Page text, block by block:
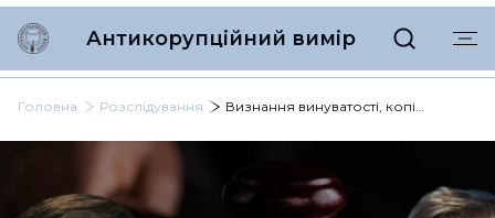
Антикорупційний вимір
Головна Розслідування Визнання винуватості, копійчані штрафи та рецидиви: Як карають миколаївських «ждунів»?